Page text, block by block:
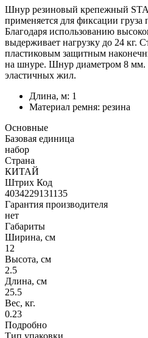
Шнур резиновый крепежный
применяется для фиксации груза
Благодаря использованию
выдерживает нагрузку до 24 кг.
пластиковым защитным
на шнуре. Шнур диаметром 8 мм.
эластичных жил.
Длина, м: 1
Материал ремня: резина
Основные
Базовая единица
набор
Страна
КИТАЙ
Штрих Код
4034229131135
Гарантия производителя
нет
Габариты
Ширина, см
12
Высота, см
2.5
Длина, см
25.5
Вес, кг.
0.23
Подробно
Тип упаковки